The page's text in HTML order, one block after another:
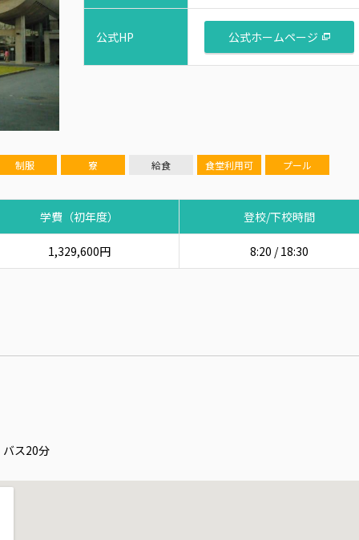
公式HP 公式ホームページ
制服 寮 給食 食堂利用可 プール
学費（初年度） 登校/下校時間
1,329,600円 8:20 / 18:30
ス20分